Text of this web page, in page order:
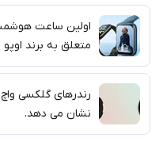
متعلق به برند
نشان می دهد.